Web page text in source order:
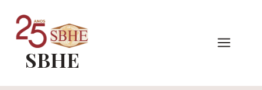
para
ConteúdoSBHE